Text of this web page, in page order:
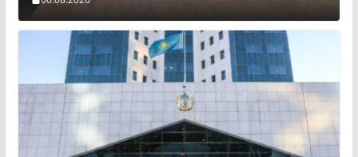
06.08.2026